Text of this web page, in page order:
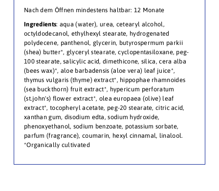
Nach dem Öffnen mindestens haltbar: 12 Monate
Ingredients: aqua (water), urea, cetearyl alcohol,
octyldodecanol, ethylhexyl stearate, hydrogenated
polydecene, panthenol, glycerin, butyrospermum parkii
(shea) butter*, glyceryl stearate, cyclopentasiloxane, peg-
100 stearate, salicylic acid, dimethicone, silica, cera alba
(bees wax)*, aloe barbadensis (aloe vera) leaf juice*,
thymus vulgaris (thyme) extract*, hippophae rhamnoides
(sea buckthorn) fruit extract*, hypericum perforatum
(st.john's) flower extract*, olea europaea (olive) leaf
extract*, tocopheryl acetate, peg-20 stearate, citric acid,
xanthan gum, disodium edta, sodium hydroxide,
phenoxyethanol, sodium benzoate, potassium sorbate,
parfum (fragrance), coumarin, hexyl cinnamal, linalool.
*Organically cultivated